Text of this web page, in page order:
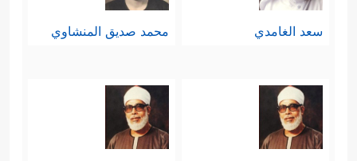
سعد الغامدي محمد صديق المنشاوي